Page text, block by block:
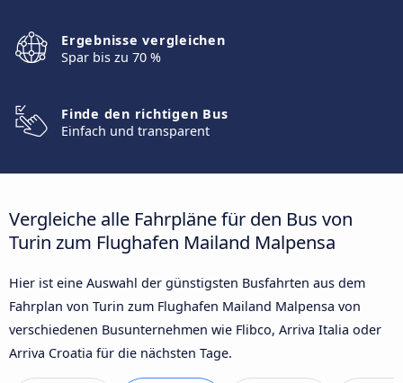
Ergebnisse vergleichen
Spar bis zu 70 %
Finde den richtigen Bus
Einfach und transparent
Vergleiche alle Fahrpläne für den Bus von
Turin zum Flughafen Mailand Malpensa
Hier ist eine Auswahl der günstigsten Busfahrten aus dem
Fahrplan von Turin zum Flughafen Mailand Malpensa von
verschiedenen Busunternehmen wie Flibco, Arriva Italia oder
Arriva Croatia für die nächsten Tage.